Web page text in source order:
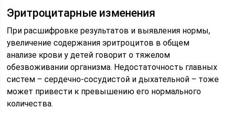
Эритроцитарные изменения
При расшифровке результатов и выявления нормы,
увеличение содержания эритроцитов в общем
анализе крови у детей говорит о тяжелом
обезвоживании организма. Недостаточность главных
систем – сердечно-сосудистой и дыхательной – тоже
может привести к превышению его нормального
количества.